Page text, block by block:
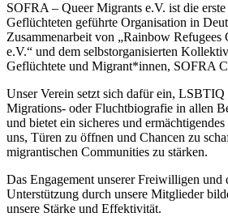
SOFRA – Queer Migrants e.V. ist die erste
Geflüchteten geführte Organisation in
Zusammenarbeit von „Rainbow
e.V.“ und dem selbstorganisierten
Geflüchtete und Migrant*innen, SOFRA
Unser Verein setzt sich dafür ein,
Migrations- oder Fluchtbiografie in allen
und bietet ein sicheres und
uns, Türen zu öffnen und Chancen zu
migrantischen Communities zu stärken.
Das Engagement unserer Freiwilligen und
Unterstützung durch unsere Mitglieder
unsere Stärke und Effektivität.